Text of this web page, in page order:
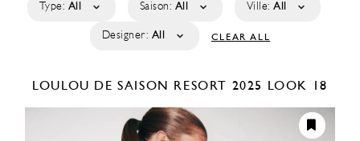
Type: All Saison: All Ville: All
Designer: All CLEAR ALL
LOULOU DE SAISON RESORT 2025 LOOK 18